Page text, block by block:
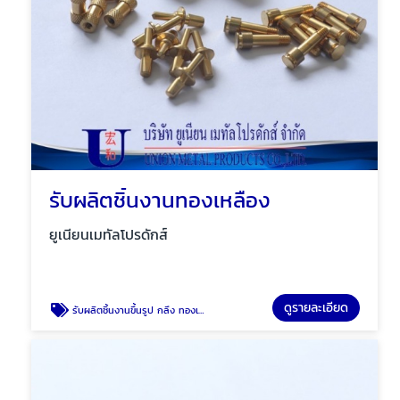
รับผลิตชิ้นงานทองเหลือง
ยูเนียนเมทัลโปรดักส์
รับผลิตชิ้นงานขึ้นรูป กลึง ทองเหลือง ดูรายละเอียด